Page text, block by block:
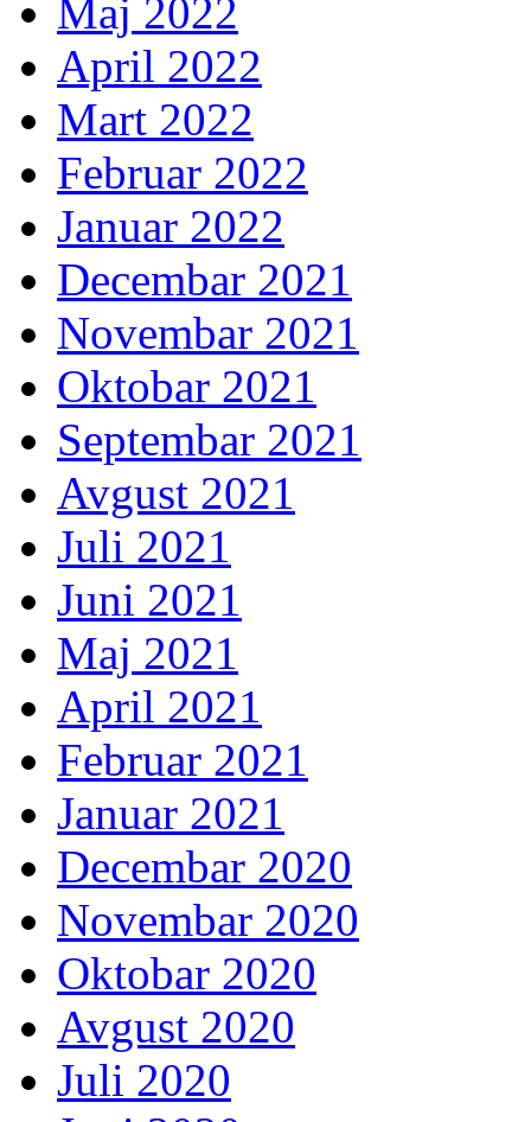
Maj 2022
April 2022
Mart 2022
Februar 2022
Januar 2022
Decembar 2021
Novembar 2021
Oktobar 2021
Septembar 2021
Avgust 2021
Juli 2021
Juni 2021
Maj 2021
April 2021
Februar 2021
Januar 2021
Decembar 2020
Novembar 2020
Oktobar 2020
Avgust 2020
Juli 2020